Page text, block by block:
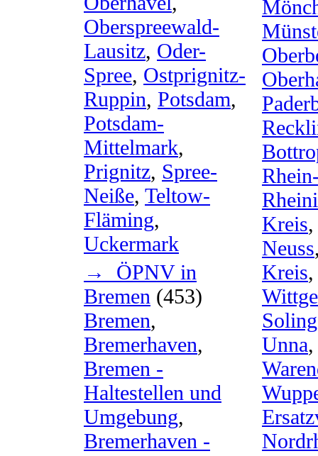
Oberspreewald-
Lausitz, Oder-
Spree, Ostprignitz-
Ruppin, Potsdam,
Potsdam-
Mittelmark,
Prignitz, Spree-
Neiße, Teltow-
Fläming,
Uckermark
→ ÖPNV in
Bremen (453)
Bremen,
Bremerhaven,
Bremen -
Haltestellen und
Umgebung,
Bremerhaven -
Kreis
Neuss
Kreis
Unna,